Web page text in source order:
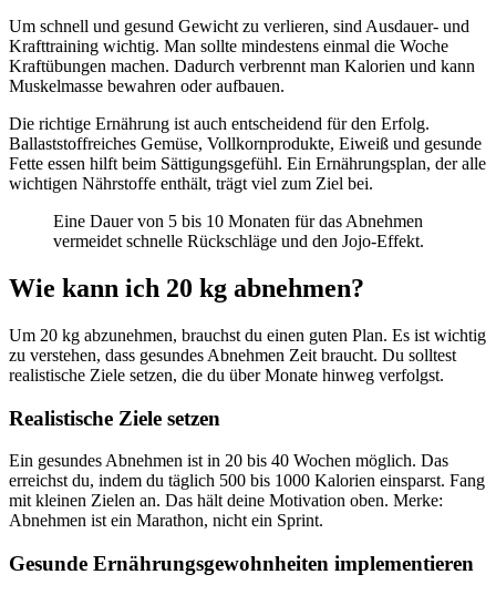
Um schnell und gesund Gewicht zu verlieren, sind Ausdauer- und
Krafttraining wichtig. Man sollte mindestens einmal die Woche
Kraftübungen machen. Dadurch verbrennt man Kalorien und kann
Muskelmasse bewahren oder aufbauen.
Die richtige Ernährung ist auch entscheidend für den Erfolg.
Ballaststoffreiches Gemüse, Vollkornprodukte, Eiweiß und gesunde
Fette essen hilft beim Sättigungsgefühl. Ein Ernährungsplan, der alle
wichtigen Nährstoffe enthält, trägt viel zum Ziel bei.
Eine Dauer von 5 bis 10 Monaten für das Abnehmen
vermeidet schnelle Rückschläge und den Jojo-Effekt.
Wie kann ich 20 kg abnehmen?
Um 20 kg abzunehmen, brauchst du einen guten Plan. Es ist wichtig
zu verstehen, dass gesundes Abnehmen Zeit braucht. Du solltest
realistische Ziele setzen, die du über Monate hinweg verfolgst.
Realistische Ziele setzen
Ein gesundes Abnehmen ist in 20 bis 40 Wochen möglich. Das
erreichst du, indem du täglich 500 bis 1000 Kalorien einsparst. Fang
mit kleinen Zielen an. Das hält deine Motivation oben. Merke:
Abnehmen ist ein Marathon, nicht ein Sprint.
Gesunde Ernährungsgewohnheiten implementieren